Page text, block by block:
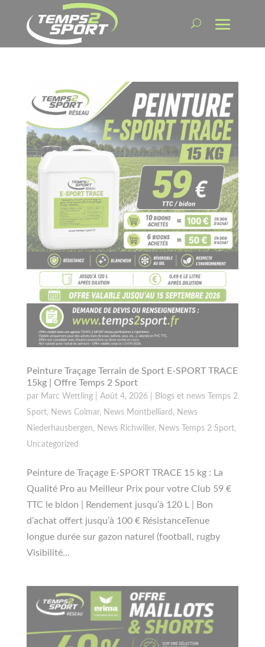
Peinture Traçage Terrain de Sport E-SPORT TRACE
15kg | Offre Temps 2 Sport
par Marc Wettling| Août 4, 2026|
Blogs et news Temps 2
Sport, News Colmar, News Montbelliard , News
Niederhausbergen, News Richwiller, News Temps 2 Sport,
Uncategorized
Peinture de Traçage E-SPORT TRACE 15 kg : La
Qualité Pro au Meilleur Prix pour votre Club 59 €
TTC le bidon | Rendement jusqu’à 120 L | Bon
d’achat offert jusqu’à 100 € RésistanceTenue
longue durée sur gazon naturel (football, rugby
Visibilité...